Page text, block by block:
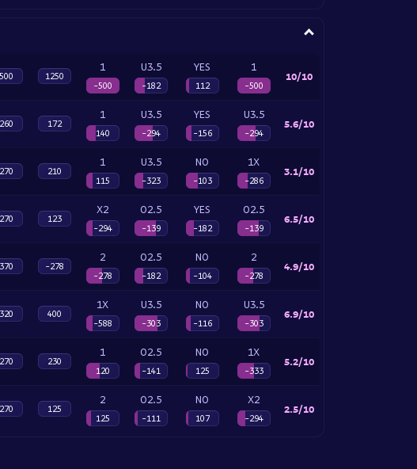
500 1250
1
-500
U3.5
-182
YES
112
1
-500
10/10
260 172
1
140
U3.5
-294
YES
-156
U3.5
-294
5.6/10
270 210
1
115
U3.5
-323
NO
-103
1X
-286
3.1/10
270 123
X2
-294
O2.5
-139
YES
-182
O2.5
-139
6.5/10
370 -278
2
-278
O2.5
-182
NO
-104
2
-278
4.9/10
320 400
1X
-588
U3.5
-303
NO
-116
U3.5
-303
6.9/10
270 230
1
120
O2.5
-141
NO
125
1X
-333
5.2/10
270 125
2
125
O2.5
-111
NO
107
X2
-294
2.5/10